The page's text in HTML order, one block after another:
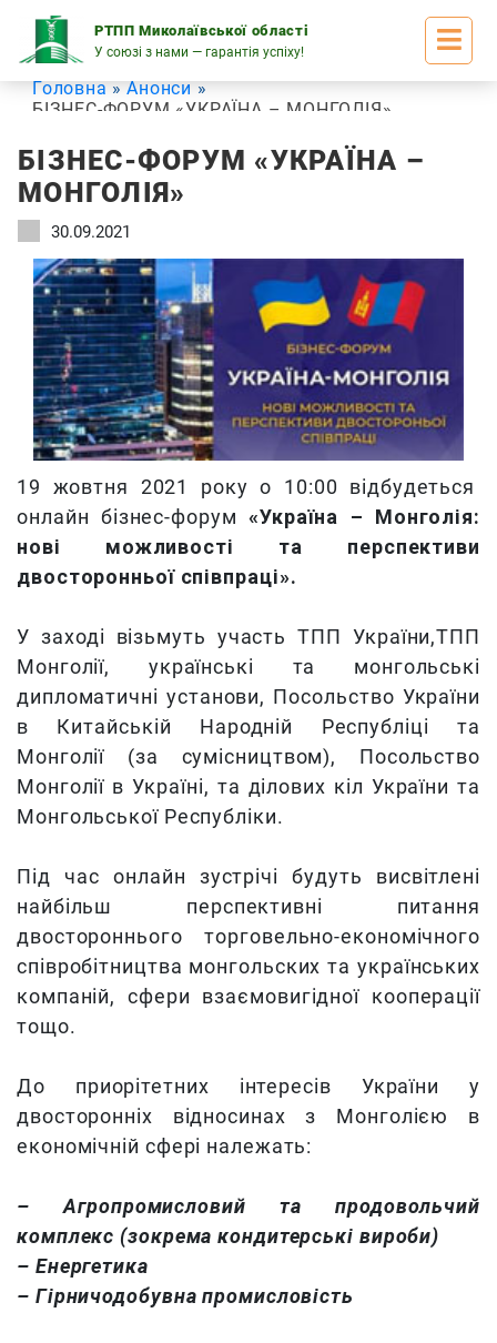
РТПП Миколаївської області
У союзі з нами — гарантія успіху!
content
Головна
Анонси
БІЗНЕС-ФОРУМ «УКРАЇНА – МОНГОЛІЯ»
БІЗНЕС-ФОРУМ «УКРАЇНА –
МОНГОЛІЯ»
30.09.2021
19 жовтня 2021 року о 10:00 відбудеться
онлайн бізнес-форум «Україна – Монголія:
нові можливості та перспективи
двосторонньої співпраці».
У заході візьмуть участь ТПП України,ТПП
Монголії, українські та монгольські
дипломатичні установи, Посольство України
в Китайській Народній Республіці та
Монголії (за сумісництвом), Посольство
Монголії в Україні, та ділових кіл України та
Монгольської Республіки.
Під час онлайн зустрічі будуть висвітлені
найбільш перспективні питання
двостороннього торговельно-економічного
співробітництва монгольских та українських
компаній, сфери взаємовигідної кооперації
тощо.
До приорітетних інтересів України у
двосторонніх відносинах з Монголією в
економічній сфері належать:
– Агропромисловий та продовольчий
комплекс (зокрема кондитерські вироби)
– Енергетика
– Гірничодобувна промисловість